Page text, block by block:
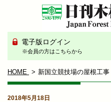
電子版ログイン
※会員の方はこちらから
HOME 新国立競技場の屋根工
2018年5月18日